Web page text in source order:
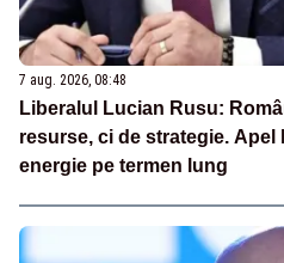
7 aug. 2026, 08:48
Liberalul Lucian Rusu:
resurse, ci de strategie. Apel
energie pe termen lung